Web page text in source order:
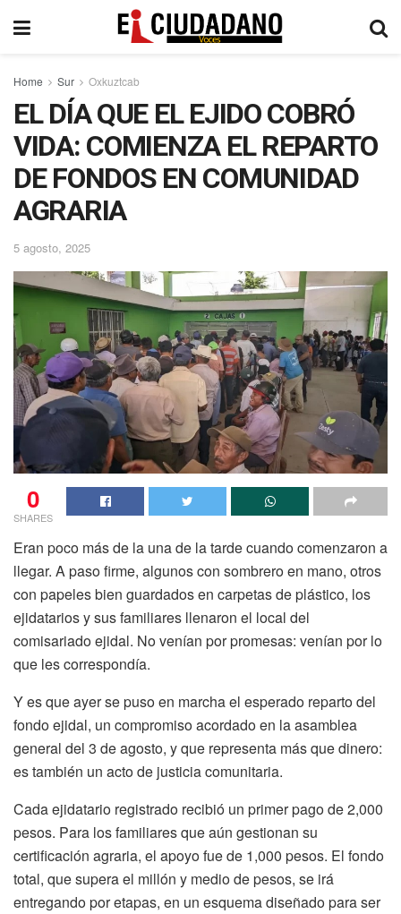
Home Sur Oxkuztcab
EL DÍA QUE EL EJIDO COBRÓ
VIDA: COMIENZA EL REPARTO
DE FONDOS EN COMUNIDAD
AGRARIA
5 agosto, 2025
0
SHARES
Eran poco más de la una de la tarde cuando comenzaron a
llegar. A paso firme, algunos con sombrero en mano, otros
con papeles bien guardados en carpetas de plástico, los
ejidatarios y sus familiares llenaron el local del
comisariado ejidal. No venían por promesas: venían por lo
que les correspondía.
Y es que ayer se puso en marcha el esperado reparto del
fondo ejidal, un compromiso acordado en la asamblea
general del 3 de agosto, y que representa más que dinero:
es también un acto de justicia comunitaria.
Cada ejidatario registrado recibió un primer pago de 2,000
pesos. Para los familiares que aún gestionan su
certificación agraria, el apoyo fue de 1,000 pesos. El fondo
total, que supera el millón y medio de pesos, se irá
entregando por etapas, en un esquema diseñado para ser